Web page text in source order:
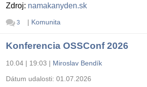
Zdroj: namakanyden.sk
3 | Komunita
Konferencia OSSConf 2026
10.04 | 19:03 | Miroslav Bendík
Dátum udalosti: 01.07.2026